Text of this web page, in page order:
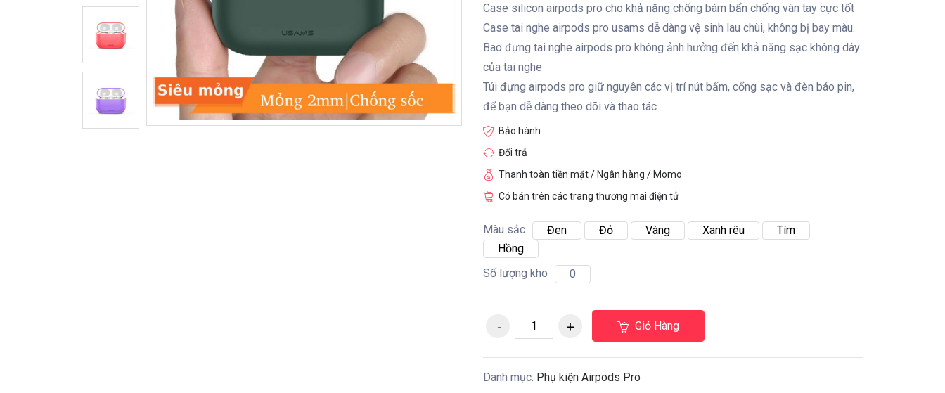
Case silicon airpods pro cho khả năng chống bám bẩn chống vân tay cực tốt
Case tai nghe airpods pro usams dễ dàng vệ sinh lau chùi, không bị bay màu.
Bao đựng tai nghe airpods pro không ảnh hưởng đến khả năng sạc không dây
của tai nghe
Túi đựng airpods pro giữ nguyên các vị trí nút bấm, cổng sạc và đèn báo pin,
để bạn dễ dàng theo dõi và thao tác
Bảo hành
Đổi trả
Thanh toàn tiền mặt / Ngân hàng / Momo
Có bán trên các trang thương mai điện tử
Màu sắc Đen Đỏ Vàng Xanh rêu
Tím
Hồng
Số lượng kho
0
Giỏ Hàng
Danh mục: Phụ kiện Airpods Pro